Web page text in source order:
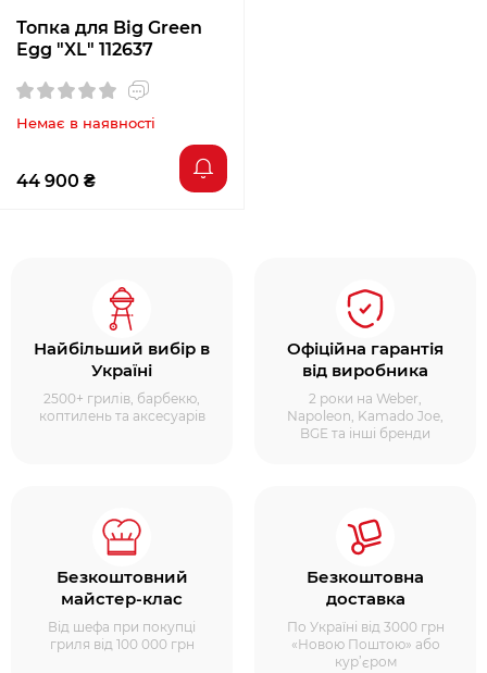
Топка для Big Green
Egg "XL" 112637
Немає в наявності
44 900 ₴
Найбільший вибір в
Україні
2500+ грилів, барбекю,
коптилень та аксесуарів
Офіційна гарантія
від виробника
2 роки на Weber,
Napoleon, Kamado Joe,
BGE та інші бренди
Безкоштовний
майстер-клас
Від шефа при покупці
гриля від 100 000 грн
Безкоштовна
доставка
По Україні від 3000 грн
«Новою Поштою» або
кур’єром